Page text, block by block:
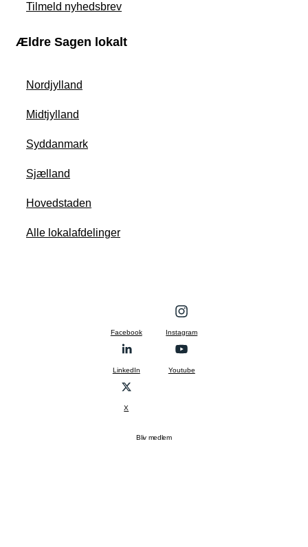
Tilmeld nyhedsbrev
Ældre Sagen lokalt
Nordjylland
Midtjylland
Syddanmark
Sjælland
Hovedstaden
Alle lokalafdelinger
Facebook Instagram
LinkedIn Youtube
X
Bliv medlem